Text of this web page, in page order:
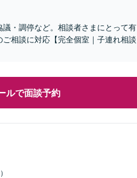
・調停など。相談者さまにとって有
相談に対応【完全個室｜子連れ相談
ルで面談予約